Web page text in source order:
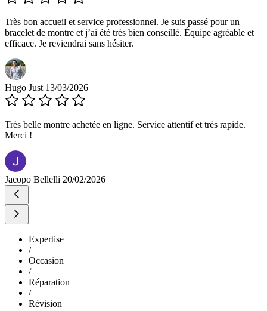
Très bon accueil et service professionnel. Je suis passé pour un
bracelet de montre et j’ai été très bien conseillé. Équipe agréable et
efficace. Je reviendrai sans hésiter.
Hugo Just 13/03/2026
Très belle montre achetée en ligne. Service attentif et très rapide.
Merci !
Jacopo Bellelli 20/02/2026
Expertise
/
Occasion
/
Réparation
/
Révision